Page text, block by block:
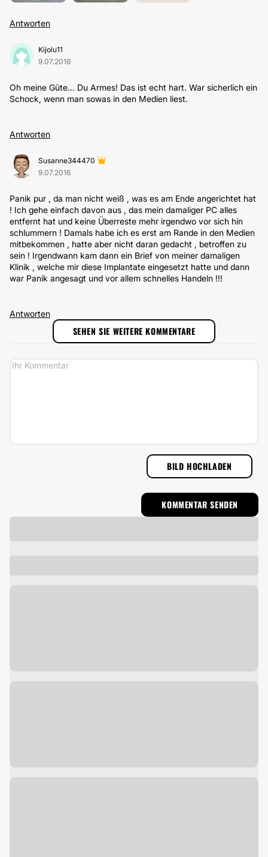
Antworten
Kijolu11
9.07.2016
Oh meine Güte... Du Armes! Das ist echt hart. War sicherlich ein
Schock, wenn man sowas in den Medien liest.
Antworten
Susanne344470
9.07.2016
Panik pur , da man nicht weiß , was es am Ende angerichtet hat
! Ich gehe einfach davon aus , das mein damaliger PC alles
entfernt hat und keine Überreste mehr irgendwo vor sich hin
schlummern ! Damals habe ich es erst am Rande in den Medien
mitbekommen , hatte aber nicht daran gedacht , betroffen zu
sein ! Irgendwann kam dann ein Brief von meiner damaligen
Klinik , welche mir diese Implantate eingesetzt hatte und dann
war Panik angesagt und vor allem schnelles Handeln !!!
Antworten
SEHEN SIE WEITERE KOMMENTARE
BILD HOCHLADEN